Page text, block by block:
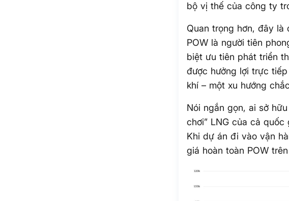
bộ vị thế của công ty
Quan trọng hơn, đây là
POW là người tiên
biệt ưu tiên phát triển
được hưởng lợi trực
khí – một xu hướng
Nói ngắn gọn, ai sở
chơi” LNG của cả
Khi dự án đi vào vận
giá hoàn toàn POW